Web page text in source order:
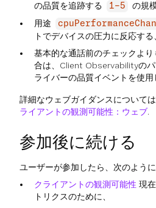
の品質を追跡する
1-5
の規
用途
トでデバイスの圧力に反応する
基本的な通話前のチェックよ
合は、Client Observabilityの
ライバーの品質イベントを使用
詳細なウェブガイダンスについて
ライアントの観測可能性：ウェブ.
参加後に続ける
ユーザーが参加したら、次のように
クライアントの観測可能性 現
トリクスのために、